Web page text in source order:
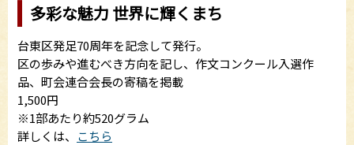
多彩な魅力 世界に輝くまち
台東区発足70周年を記念して発行。
区の歩みや進むべき方向を記し、作文コンクール入選作
品、町会連合会長の寄稿を掲載
1,500円
※1部あたり約520グラム
詳しくは、 こちら